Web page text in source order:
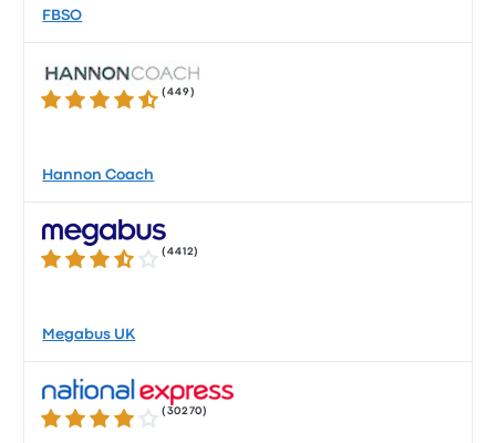
FBSO
4.5 de 5 estrelas
(449 )
Hannon Coach
3.6 de 5 estrelas
(4412)
Megabus UK
4.2 de 5 estrelas
(30270 )